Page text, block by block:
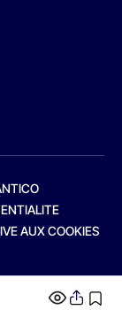
AUX COOKIES